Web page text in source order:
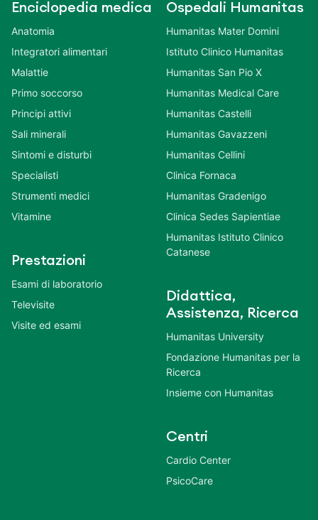
Enciclopedia medica
Anatomia
Integratori alimentari
Malattie
Primo soccorso
Principi attivi
Sali minerali
Sintomi e disturbi
Specialisti
Strumenti medici
Vitamine
Prestazioni
Esami di laboratorio
Televisite
Visite ed esami
Ospedali Humanitas
Humanitas Mater Domini
Istituto Clinico Humanitas
Humanitas San Pio X
Humanitas Medical Care
Humanitas Castelli
Humanitas Gavazzeni
Humanitas Cellini
Clinica Fornaca
Humanitas Gradenigo
Clinica Sedes Sapientiae
Humanitas Istituto Clinico
Catanese
Didattica,
Assistenza, Ricerca
Humanitas University
Fondazione Humanitas per la
Ricerca
Insieme con Humanitas
Centri
Cardio Center
PsicoCare